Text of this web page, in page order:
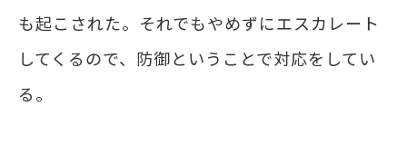
も起こされた。それでもやめずにエスカレート
してくるので、防御ということで対応をしてい
る。